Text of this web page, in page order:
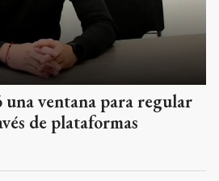
ventana para regular
de plataformas